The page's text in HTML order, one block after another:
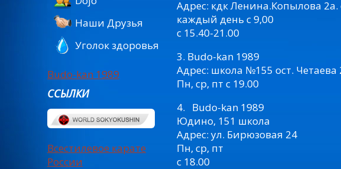
Наши Друзья
Уголок здоровья
Budo-kan 1989
ССЫЛКИ
Всестилевое карате
России
Адрес: кдк Ленина.Копылова 2а.
каждый день c 9,00
с 15.40-21.00
3. Budo-kan 1989
Адрес: школа №155 ост. Четаева
Пн, ср, пт с 19.00
4. Budo-kan 1989
Юдино, 151 школа
Адрес: ул. Бирюзовая 24
Пн, ср, пт
с 18.00